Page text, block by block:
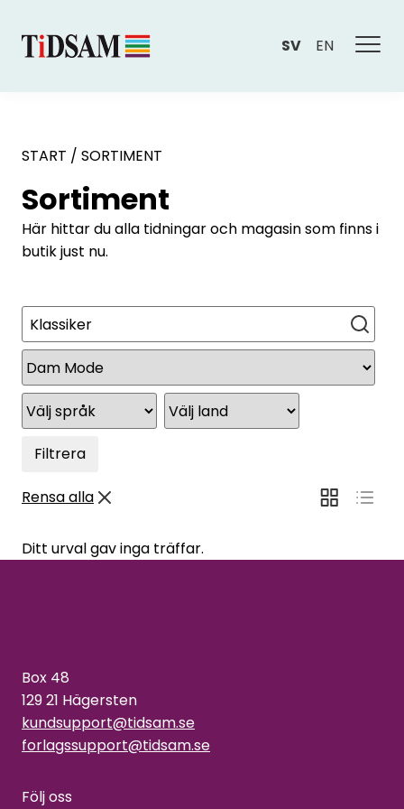
SV EN
START / SORTIMENT
Sortiment
Här hittar du alla tidningar och magasin som finns i
butik just nu.
Sök
Filtrera
Rensa alla
Ditt urval gav inga träffar.
Box 48
129 21 Hägersten
kundsupport@tidsam.se
forlagssupport@tidsam.se
Följ oss